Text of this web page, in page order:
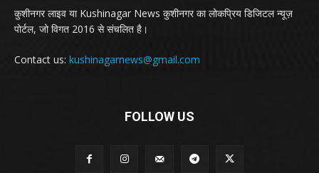
कुशीनगर लाइव या Kushinagar News कुशीनगर का लोकप्रिय डिजिटल न्यूज़
पोर्टल, जो विगत 2016 से संचलित है।
Contact us: kushinagarnews@gmail.com
FOLLOW US